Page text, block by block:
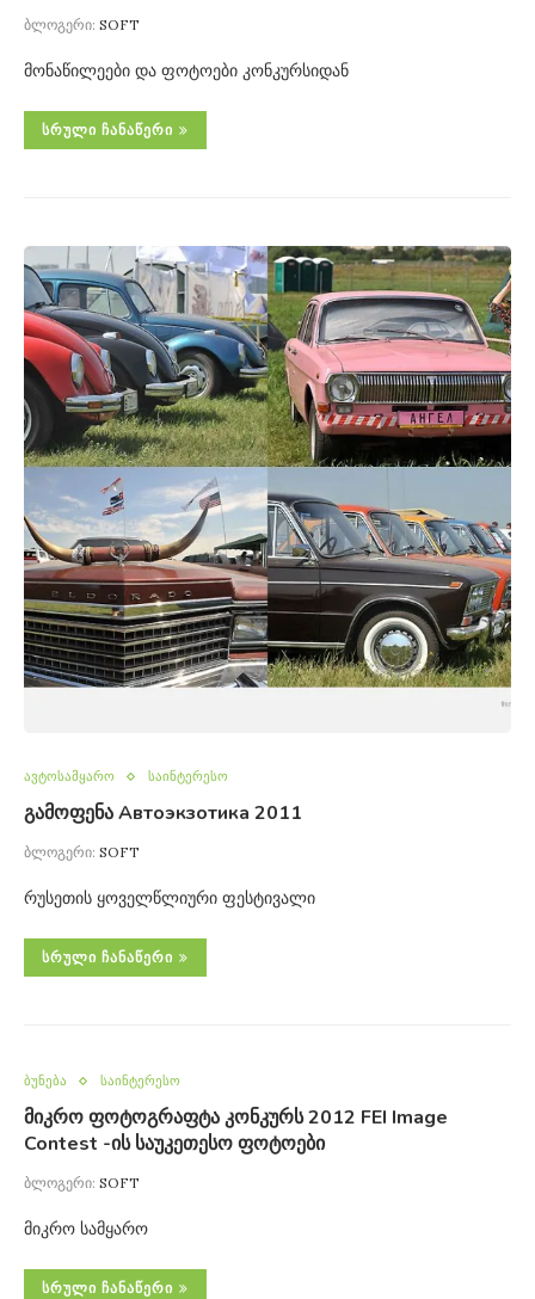
ბლოგერი: SOFT
მონაწილეები და ფოტოები კონკურსიდან
ᲡᲠᲣᲚᲘ ᲩᲐᲜᲐᲬᲔᲠᲘ
ავტოსამყარო საინტერესო
გამოფენა Автоэкзотика 2011
ბლოგერი: SOFT
რუსეთის ყოველწლიური ფესტივალი
ᲡᲠᲣᲚᲘ ᲩᲐᲜᲐᲬᲔᲠᲘ
ბუნება საინტერესო
მიკრო ფოტოგრაფტა კონკურს 2012 FEI Image
Contest -ის საუკეთესო ფოტოები
ბლოგერი: SOFT
მიკრო სამყარო
ᲡᲠᲣᲚᲘ ᲩᲐᲜᲐᲬᲔᲠᲘ